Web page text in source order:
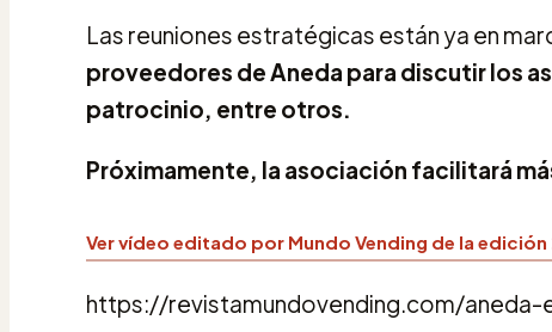
Las reuniones estratégicas están ya en
proveedores de Aneda para discutir los
patrocinio, entre otros.
Próximamente, la asociación facilitará
Ver vídeo editado por Mundo Vending de la edición
https://revistamundovending.com/